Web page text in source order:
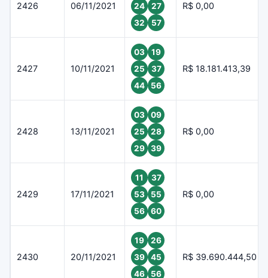
2426 06/11/2021
24
27
32
57
R$ 0,00
2427 10/11/2021
03
19
25
37
44
56
R$ 18.181.413,39
2428 13/11/2021
03
09
25
28
29
39
R$ 0,00
2429 17/11/2021
11
37
53
55
56
60
R$ 0,00
2430 20/11/2021
19
26
39
45
46
56
R$ 39.690.444,50